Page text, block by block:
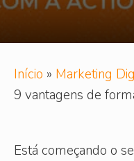
Início » Marketing
9 vantagens de
Está começando o